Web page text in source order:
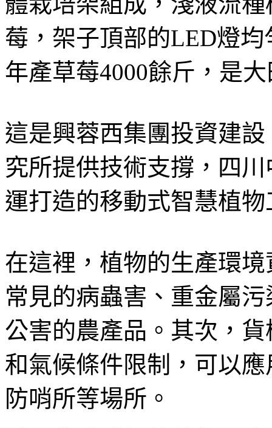
莓，架子頂部的LED燈
年產草莓4000餘斤，是
這是興蓉西集團投資建
究所提供技術支撐，四
運打造的移動式智慧植物
在這裡，植物的生產環
常見的病蟲害、重金屬
公害的農產品。其次，
和氣候條件限制，可以
防哨所等場所。